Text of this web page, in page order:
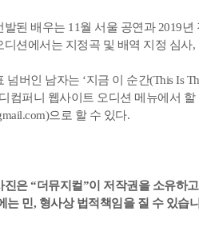
발된 배우는 11월 서울 공연과 2019
디션에서는 지정곡 및 배역 지정 심사
넘버인 남자는 ‘지금 이 순간(This Is
컴퍼니 웹사이트 오디션 메뉴에서
으로 할 수 있다.
은 “더뮤지컬”이 저작권을 소유하
는 민, 형사상 법적책임을 질 수 있습